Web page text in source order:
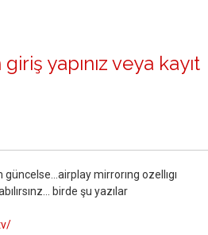
giriş yapınız veya kayıt
güncelse...airplay mirrorıng ozellıgı
birde şu yazılar